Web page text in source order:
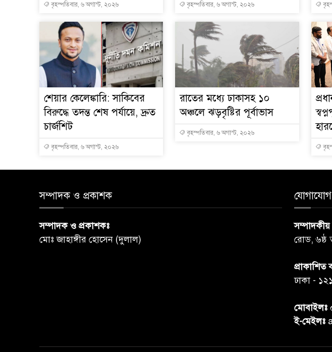
বৃহস্পতিবার, ৬ অগাস্ট, ২০২৬ বৃহস্পতিবার, ৬ অগাস্ট, ২০২৬
শেয়ার কেলেঙ্কারি: সাকিবের
বিরুদ্ধে তদন্ত শেষ পর্যায়ে, দ্রুত
চার্জশিট
বৃহস্পতিবার, ৬ অগাস্ট, ২০২৬
রাতের মধ্যে ঢাকাসহ ১০
অঞ্চলে ঝড়বৃষ্টির পূর্বাভাস
বৃহস্পতিবার, ৬ অগাস্ট, ২০২৬
সম্পাদক ও প্রকাশক
সম্পাদক ও প্রকাশকঃ
মোঃ জাহাঙ্গীর হোসেন (দুলাল)
যোগাযোগ
সম্পাদকীয়
রোড, ৬ষ্ঠ
প্রাকাশিত
ঢাকা -
মোবাইলঃ
ই-মেইলঃ